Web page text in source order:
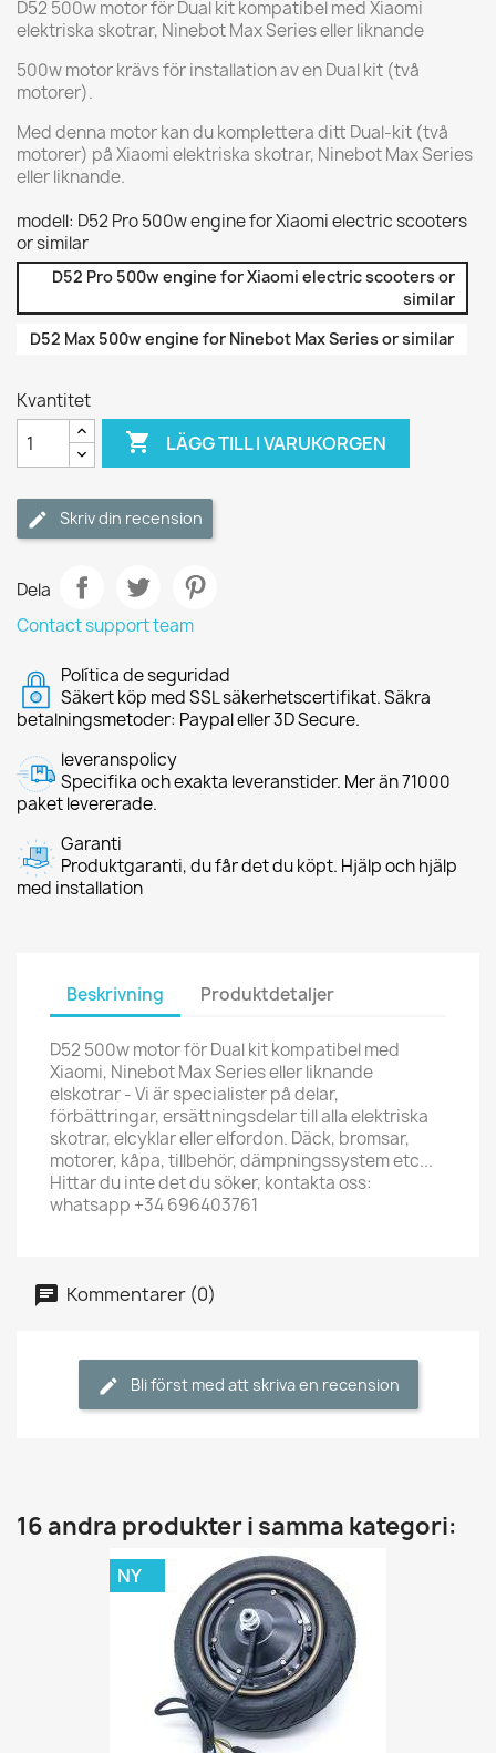
D52 500w motor för Dual kit kompatibel med Xiaomi
elektriska skotrar, Ninebot Max Series eller liknande
500w motor krävs för installation av en Dual kit (två
motorer).
Med denna motor kan du komplettera ditt Dual-kit (två
motorer) på Xiaomi elektriska skotrar, Ninebot Max Series
eller liknande.
modell: D52 Pro 500w engine for Xiaomi electric scooters
or similar
D52 Pro 500w engine for Xiaomi electric scooters or
similar
D52 Max 500w engine for Ninebot Max Series or similar
Kvantitet
 LÄGG TILL I VARUKORGEN
Skriv din recension
Dela
Contact support team
Política de seguridad
Säkert köp med SSL säkerhetscertifikat. Säkra
betalningsmetoder: Paypal eller 3D Secure.
leveranspolicy
Specifika och exakta leveranstider. Mer än 71000
paket levererade.
Garanti
Produktgaranti, du får det du köpt. Hjälp och hjälp
med installation
Beskrivning Produktdetaljer
D52 500w motor för Dual kit kompatibel med
Xiaomi, Ninebot Max Series eller liknande
elskotrar - Vi är specialister på delar,
förbättringar, ersättningsdelar till alla elektriska
skotrar, elcyklar eller elfordon. Däck, bromsar,
motorer, kåpa, tillbehör, dämpningssystem etc...
Hittar du inte det du söker, kontakta oss:
whatsapp +34 696403761
Kommentarer (0)
Bli först med att skriva en recension
16 andra produkter i samma kategori:
NY